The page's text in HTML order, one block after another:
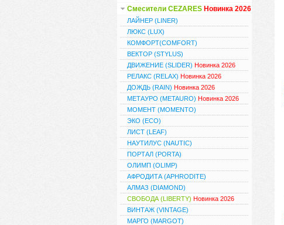
Смесители CEZARES Новинка 2026
ЛАЙНЕР (LINER)
ЛЮКС (LUX)
КОМФОРТ(COMFORT)
ВЕКТОР (STYLUS)
ДВИЖЕНИЕ (SLIDER) Новинка 2026
РЕЛАКС (RELAX) Новинка 2026
ДОЖДЬ (RAIN) Новинка 2026
МЕТАУРО (METAURO) Новинка 2026
МОМЕНТ (MOMENTO)
ЭКО (ECO)
ЛИСТ (LEAF)
НАУТИЛУС (NAUTIC)
ПОРТАЛ (PORTA)
ОЛИМП (OLIMP)
АФРОДИТА (APHRODITE)
АЛМАЗ (DIAMOND)
СВОБОДА (LIBERTY) Новинка 2026
ВИНТАЖ (VINTAGE)
МАРГО (MARGOT)